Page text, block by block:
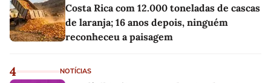
Costa Rica com 12.000 toneladas de cascas
de laranja; 16 anos depois, ninguém
reconheceu a paisagem
4 NOTÍCIAS